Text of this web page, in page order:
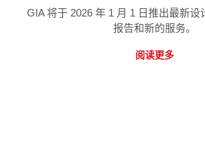
GIA 将于 2026 年 1 月 1 日推出最新设
报告和新的服务。
阅读更多